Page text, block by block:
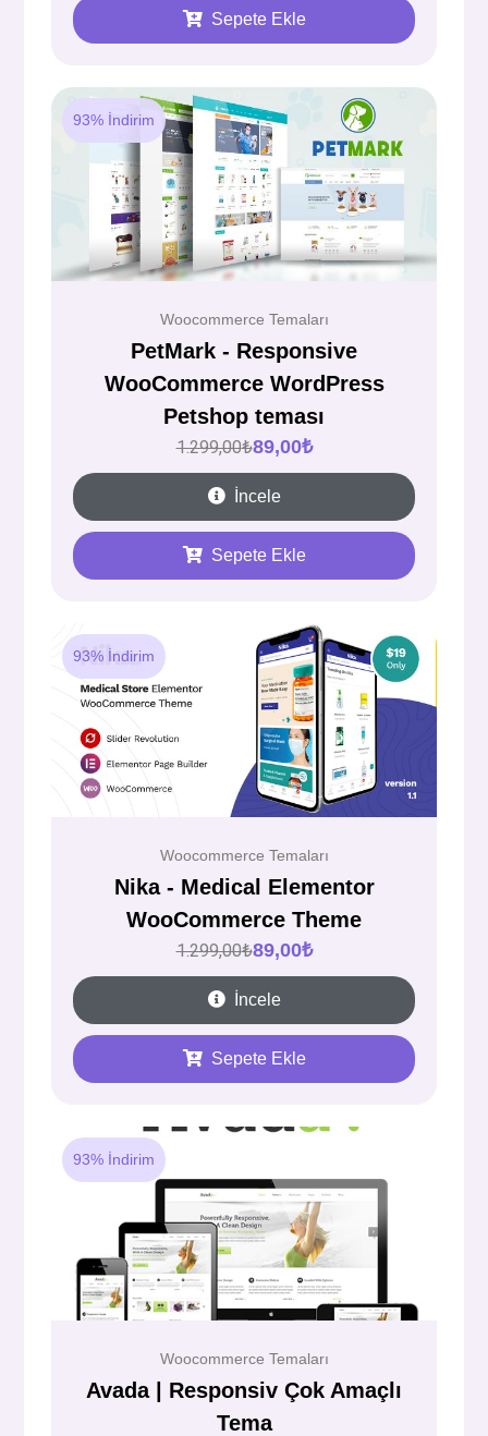
Sepete Ekle
93% İndirim
Woocommerce Temaları
PetMark - Responsive
WooCommerce WordPress
Petshop teması
1.299,00₺89,00₺
İncele
Sepete Ekle
93% İndirim
Woocommerce Temaları
Nika - Medical Elementor
WooCommerce Theme
1.299,00₺89,00₺
İncele
Sepete Ekle
93% İndirim
Woocommerce Temaları
Avada | Responsiv Çok Amaçlı
Tema